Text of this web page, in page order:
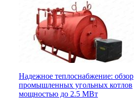
Надежное теплоснабжение: обзор
промышленных угольных котлов
мощностью до 2.5 МВт